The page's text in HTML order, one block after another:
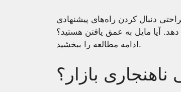
دنبال کردن راه‌های پیشنهادی
آیا مایل به عمق یافتن هستید؟
ادامه مطالعه را ببخشید.
بازار؟